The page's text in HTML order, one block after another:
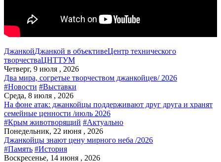
ДжанкойДжанкой в объективеЦентр технического
творчестваЦНТТУМ
Четверг, 9 июля , 2026
Два мира, согретые творчеством джанкойцев/ 2026
#Новости #Выставки
Среда, 8 июля , 2026
На фоне атак: джанкойцы поддерживают друг друга и хранят
семейные ценности /июль 2026
#Крым животворящий #Актуально
Понедельник, 22 июня , 2026
Джанкойцы знают цену мирного неба /2026
#Память #История
Воскресенье, 14 июня , 2026